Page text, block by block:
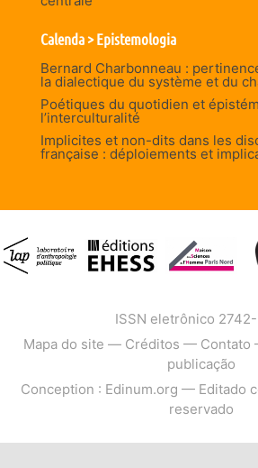
Calenda > Epistemologia
Bernard Charbonneau :
la dialectique du système et du
Poétiques du quotidien et
l’interculturalité
Implicites et non-dits dans les
française : déploiements et
ISSN eletrônico
Mapa do site — Créditos — Contato
publicação
Conception : Edinum.org — Editado
reservado